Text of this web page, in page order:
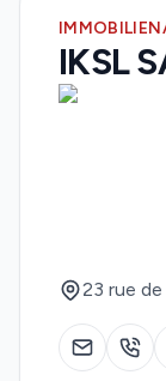
IKSL
23 rue